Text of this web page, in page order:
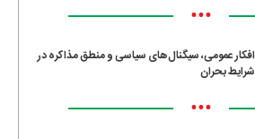
•••
افکار عمومی، سیگنال‌های سیاسی و منطق مذاکره در
شرایط بحران
•••